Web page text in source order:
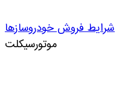
فروش خودروسازها
موتورسیکلت